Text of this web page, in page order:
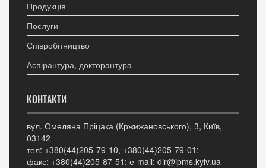
Продукція
Послуги
Співробітництво
Аспірантура, докторантура
КОНТАКТИ
вул. Омеляна Пріцака (Кржижановського), 3, Київ,
03142
тел: +380(44)205-79-10, +380(44)205-79-01;
факс: +380(44)205-87-51; е-mail: dir@ipms.kyiv.ua